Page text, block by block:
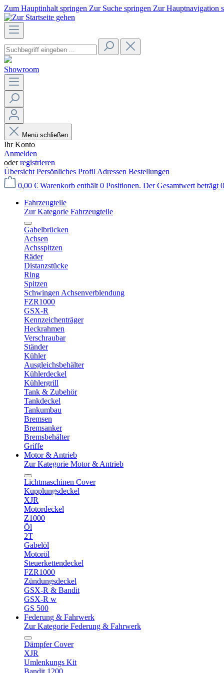
Zum Hauptinhalt springen Zur Suche springen Zur Hauptnavigation
Showroom
Menü schließen
Ihr Konto
Anmelden
oderregistrieren
Übersicht Persönliches Profil Adressen Bestellungen
0,00 € Warenkorb enthält 0 Positionen. Der Gesamtwert beträgt
Fahrzeugteile
Zur Kategorie Fahrzeugteile
Gabelbrücken
Achsen
Achsspitzen
Räder
Distanzstücke
Ring
Spitzen
Schwingen Achsenverblendung
FZR1000
GSX-R
Kennzeichenträger
Heckrahmen
Verschraubar
Ständer
Kühler
Ausgleichsbehälter
Kühlerdeckel
Kühlergrill
Tank & Zubehör
Tankdeckel
Tankumbau
Bremsen
Bremsanker
Bremsbehälter
Griffe
Motor & Antrieb
Zur Kategorie Motor & Antrieb
Lichtmaschinen Cover
Kupplungsdeckel
XJR
Motordeckel
Z1000
Öl
2T
Gabelöl
Motoröl
Steuerkettendeckel
FZR1000
Zündungsdeckel
GSX-R & Bandit
GSX-R w
GS 500
Federung & Fahrwerk
Zur Kategorie Federung & Fahrwerk
Dämpfer Cover
XJR
Umlenkungs Kit
Bandit 1200